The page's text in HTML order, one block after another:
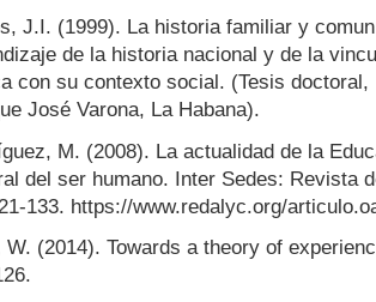
J.I. (1999). La historia familiar y
de la historia nacional y de la
con su contexto social. (Tesis
José Varona, La Habana).
M. (2008). La actualidad de la
del ser humano. Inter Sedes: Revista
133. https://www.redalyc.org/
W. (2014). Towards a theory of